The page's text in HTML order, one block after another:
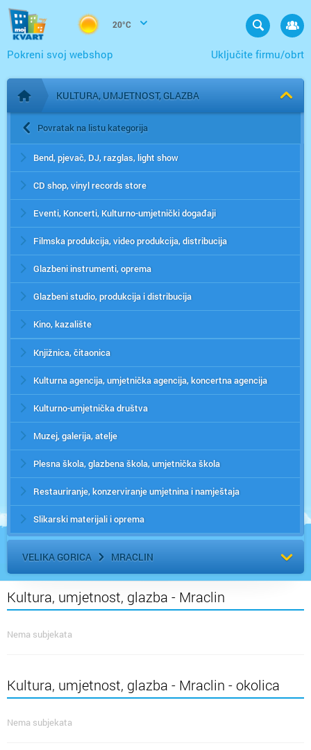
20°C
Uključite firmu/obrt
Pokreni svoj webshop
Početna stranica
KULTURA, UMJETNOST, GLAZBA
Povratak na listu kategorija
Bend, pjevač, DJ, razglas, light show
CD shop, vinyl records store
Eventi, Koncerti, Kulturno-umjetnički događaji
Filmska produkcija, video produkcija, distribucija
Glazbeni instrumenti, oprema
Glazbeni studio, produkcija i distribucija
Kino, kazalište
Knjižnica, čitaonica
Kulturna agencija, umjetnička agencija, koncertna agencija
Kulturno-umjetnička društva
Muzej, galerija, atelje
Plesna škola, glazbena škola, umjetnička škola
Restauriranje, konzerviranje umjetnina i namještaja
Slikarski materijali i oprema
VELIKA GORICA MRACLIN
Kultura, umjetnost, glazba - Mraclin
Nema subjekata
Kultura, umjetnost, glazba - Mraclin - okolica
Nema subjekata